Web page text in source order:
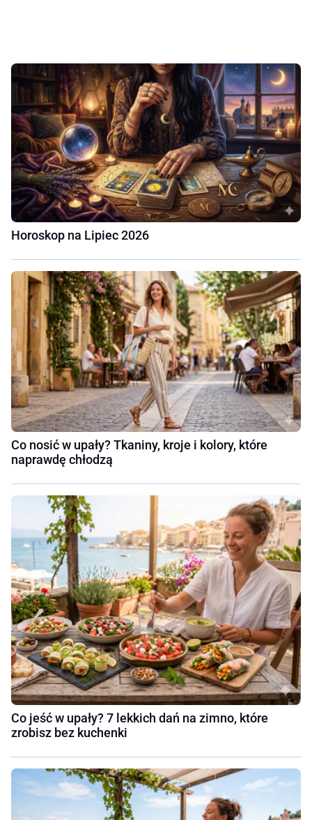
Horoskop na Lipiec 2026
Co nosić w upały? Tkaniny, kroje i kolory, które
naprawdę chłodzą
Co jeść w upały? 7 lekkich dań na zimno, które
zrobisz bez kuchenki